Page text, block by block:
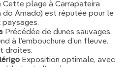
Cette plage à Carrapateira
do Amado) est réputée pour le
paysages.
Précédée de dunes sauvages,
à l’embouchure d’un fleuve.
droites.
Exposition optimale, avec